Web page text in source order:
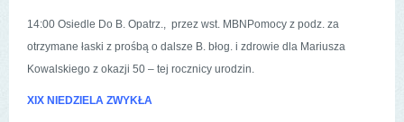
14:00 Osiedle Do B. Opatrz., przez wst. MBNPomocy z podz. za
otrzymane łaski z prośbą o dalsze B. błog. i zdrowie dla Mariusza
Kowalskiego z okazji 50 – tej rocznicy urodzin.
XIX NIEDZIELA ZWYKŁA